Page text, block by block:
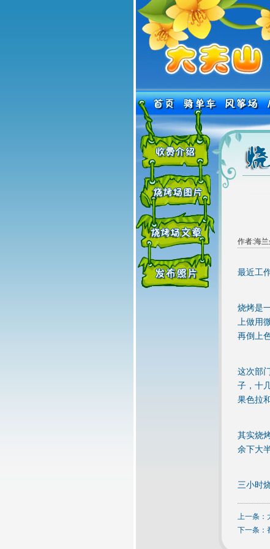
作者:海
最近工
烧烤是
上做用
再倒上
这次部
子，十
果色拉
其实烧
余下大
三小时
上一条：
下一条：